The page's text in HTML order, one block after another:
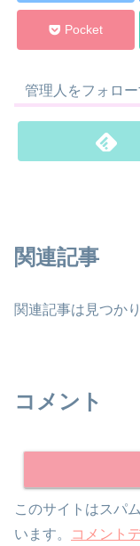
Pocket
管理人をフォロー
関連記事
関連記事は見つか
コメント
このサイトはスパ
います。
コメント